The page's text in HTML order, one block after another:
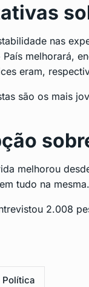
nas
melhorará,
eram,
são os mais
melhorou
tudo na
2.008
Política